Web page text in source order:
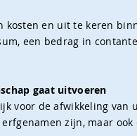
kosten en uit te keren
een bedrag in
gaat uitvoeren
voor de afwikkeling
zijn, maar